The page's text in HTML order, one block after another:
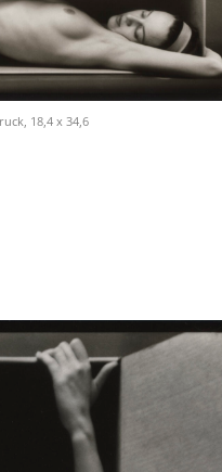
18,4 x 34,6